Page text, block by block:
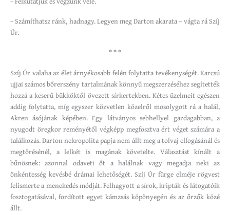
– Számíthatsz ránk, hadnagy. Legyen meg Darton akarata – vágta rá Szíj
Úr.
* * *
Szíj Úr valaha az élet árnyékosabb felén folytatta tevékenységét. Karcsú
ujjai számos bőrerszény tartalmának könnyű megszerzéséhez segítették
hozzá a keserű bükköktől övezett sírkertekben. Kétes üzelmeit egészen
addig folytatta, míg egyszer közvetlen közelről mosolygott rá a halál,
Akren ásójának képében. Egy látványos sebhellyel gazdagabban, a
nyugodt öregkor reményétől végképp megfosztva ért véget számára a
találkozás. Darton nekropolita papja nem állt meg a tolvaj elfogásánál és
megtörésénél, a lelkét is magának követelte. Választást kínált a
bűnösnek: azonnal odaveti őt a halálnak vagy megadja neki az
önkéntesség kevésbé drámai lehetőségét. Szíj Úr fürge elméje rögvest
felismerte a menekedés módját. Felhagyott a sírok, kripták és látogatóik
fosztogatásával, fordított egyet kámzsás köpönyegén és az őrzők közé
állt.